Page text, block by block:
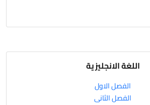
اللغة الانجليزية
الفصل الاول
الفصل الثانى